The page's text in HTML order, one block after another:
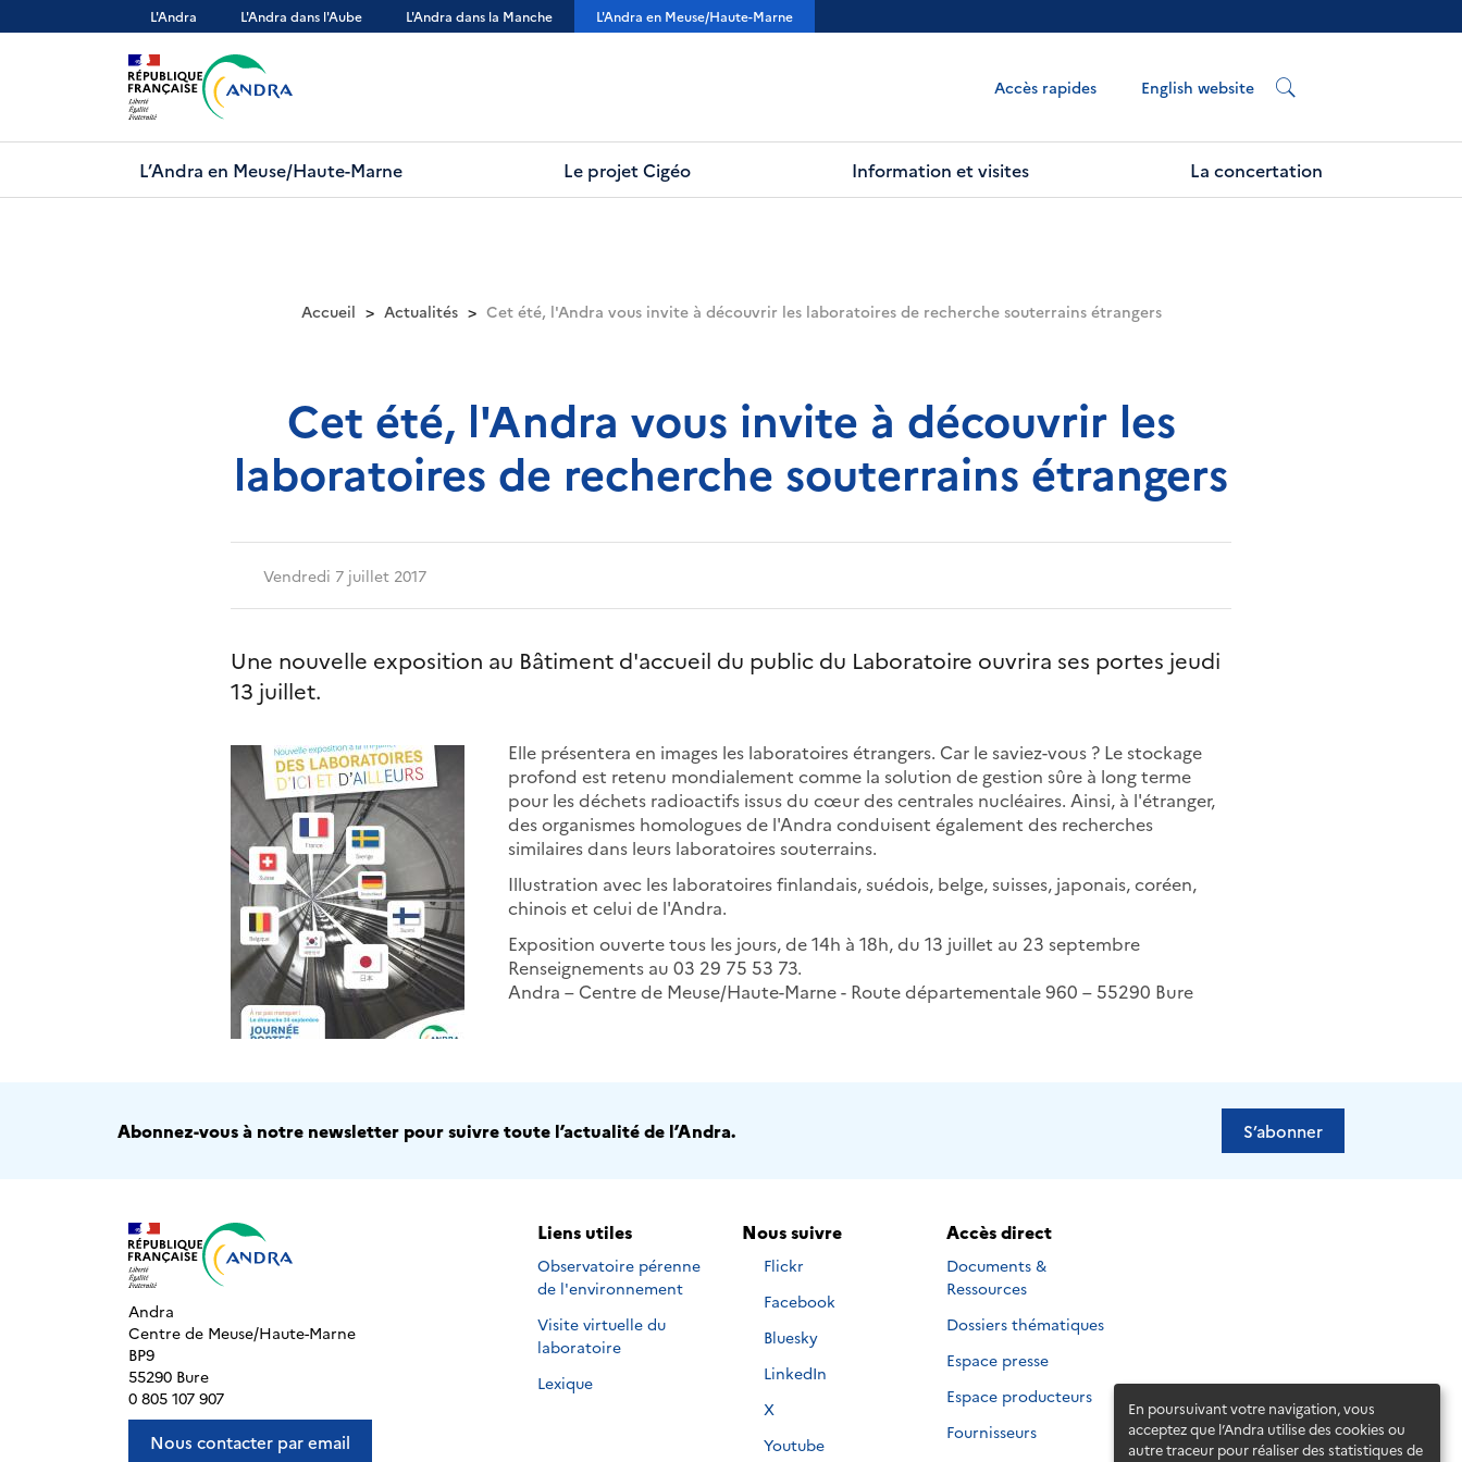
En poursuivant votre navigation, vous
acceptez que l’Andra utilise des cookies ou
autre traceur pour réaliser des statistiques de
au
L'Andra L'Andra dans l'Aube L'Andra dans la Manche L'Andra en Meuse/Haute-Marne
Accès rapides English website
L’Andra en Meuse/Haute-Marne Le projet Cigéo Information et visites La concertation
Accueil Actualités Cet été, l'Andra vous invite à découvrir les laboratoires de recherche souterrains étrangers
Cet été, l'Andra vous invite à découvrir les
laboratoires de recherche souterrains étrangers
Vendredi 7 juillet 2017
Une nouvelle exposition au Bâtiment d'accueil du public du Laboratoire ouvrira ses portes jeudi
13 juillet.
Elle présentera en images les laboratoires étrangers. Car le saviez-vous ? Le stockage
profond est retenu mondialement comme la solution de gestion sûre à long terme
pour les déchets radioactifs issus du cœur des centrales nucléaires. Ainsi, à l'étranger,
des organismes homologues de l'Andra conduisent également des recherches
similaires dans leurs laboratoires souterrains.
Illustration avec les laboratoires finlandais, suédois, belge, suisses, japonais, coréen,
chinois et celui de l'Andra.
Exposition ouverte tous les jours, de 14h à 18h, du 13 juillet au 23 septembre
Renseignements au 03 29 75 53 73.
Andra – Centre de Meuse/Haute-Marne - Route départementale 960 – 55290 Bure
Abonnez-vous à notre newsletter pour suivre toute l’actualité de l’Andra. S’abonner
Andra
Centre de Meuse/Haute-Marne
BP9
55290 Bure
0 805 107 907
Nous contacter par email
Liens utiles
Observatoire pérenne
de l'environnement
Visite virtuelle du
laboratoire
Lexique
Nous suivre
Nous
sur
Flickr
Nous
sur
Facebook
Nous
sur
Bluesky
Nous
sur
LinkedIn
Nous
sur
X
Nous
Youtube
Accès direct
Documents &
Ressources
Dossiers thématiques
Espace presse
Espace producteurs
Fournisseurs